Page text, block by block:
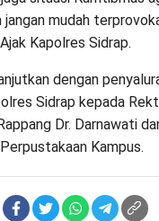
mudah
Kapolres Sidrap.
dengan
Sidrap kepada
Dr. Darnawati
Kampus.